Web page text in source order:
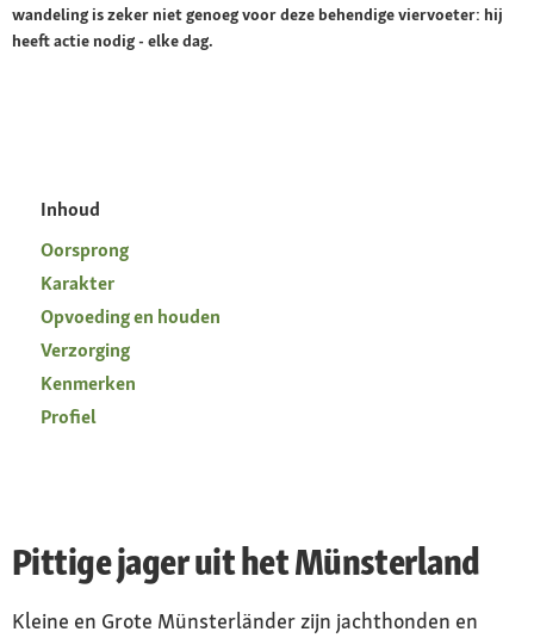
wandeling is zeker niet genoeg voor deze behendige viervoeter: hij
heeft actie nodig - elke dag.
Inhoud
Oorsprong
Karakter
Opvoeding en houden
Verzorging
Kenmerken
Profiel
Pittige jager uit het Münsterland
Kleine en Grote Münsterländer zijn jachthonden en